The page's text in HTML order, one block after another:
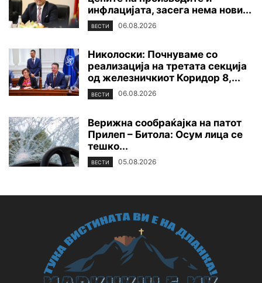
инфлацијата, засега нема нови...
ВЕСТИ 06.08.2026
Николоски: Почнуваме со
реализација на третата секција
од железничкиот Коридор 8,...
ВЕСТИ 06.08.2026
Верижна сообраќајка на патот
Прилеп – Битола: Осум лица се
тешко...
ВЕСТИ 05.08.2026